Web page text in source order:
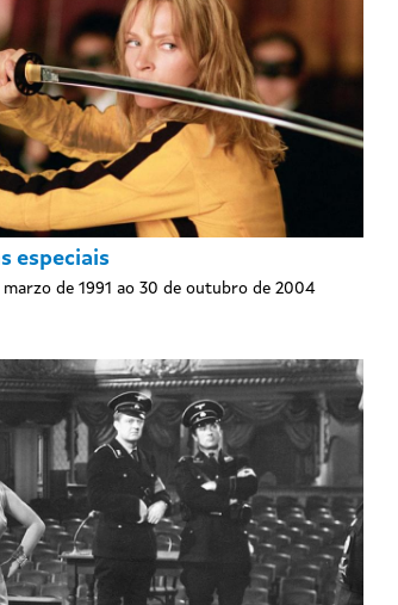
especiais
marzo de 1991 ao 30 de outubro de 2004